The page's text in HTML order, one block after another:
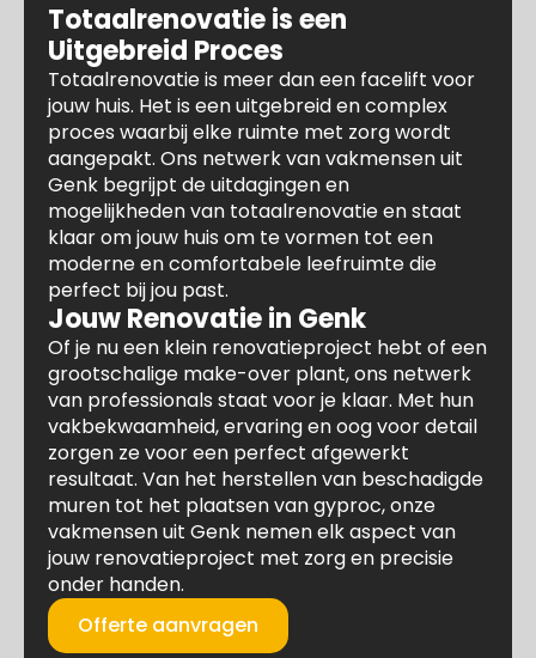
Totaalrenovatie is een
Uitgebreid Proces
Totaalrenovatie is meer dan een facelift voor
jouw huis. Het is een uitgebreid en complex
proces waarbij elke ruimte met zorg wordt
aangepakt. Ons netwerk van vakmensen uit
Genk begrijpt de uitdagingen en
mogelijkheden van totaalrenovatie en staat
klaar om jouw huis om te vormen tot een
moderne en comfortabele leefruimte die
perfect bij jou past.
Jouw Renovatie in Genk
Of je nu een klein renovatieproject hebt of een
grootschalige make-over plant, ons netwerk
van professionals staat voor je klaar. Met hun
vakbekwaamheid, ervaring en oog voor detail
zorgen ze voor een perfect afgewerkt
resultaat. Van het herstellen van beschadigde
muren tot het plaatsen van gyproc, onze
vakmensen uit Genk nemen elk aspect van
jouw renovatieproject met zorg en precisie
onder handen.
Offerte aanvragen